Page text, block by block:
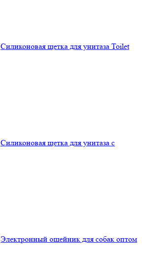
Силиконовая щетка для унитаза Toilet
Силиконовая щетка для унитаза с
Электронный ошейник для собак оптом